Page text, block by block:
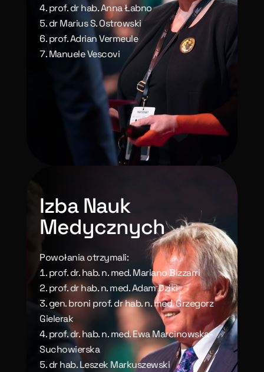
prof. dr hab. Anna Łabno
dr Marius S. Ostrowski
prof. Adrian Vermeule
Manuele Vescovi
Izba Nauk
Medycznych
Powołania otrzymali:
prof. dr. hab. n. med. Mariano Bizzarri
prof. dr hab. n. med. Adam Dziki
gen. broni prof. dr hab. n. med. Grzegorz
Gielerak
prof. dr. hab. n. med. Ewa Marcinowska-
Suchowierska
dr hab. Leszek Markuszewski